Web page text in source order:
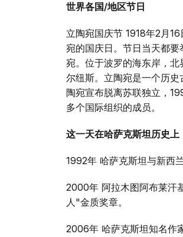
世界各国/地区节日
立陶宛国庆节 1918年2月
宛的国庆日。节日当天都
宛。位于波罗的海东岸，
尔纽斯。立陶宛是一个历
陶宛宣布脱离苏联独立，
多个国际组织的成员。
这一天在哈萨克斯坦历史上
1992年 哈萨克斯坦与新西
2000年 阿拉木图阿布莱汗
人"金质奖章。
2006年 哈萨克斯坦知名作